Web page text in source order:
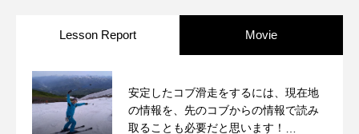
Lesson Report Movie
安定したコブ滑走をするには、現在地
の情報を、先のコブからの情報で読み
取ることも必要だと思います！